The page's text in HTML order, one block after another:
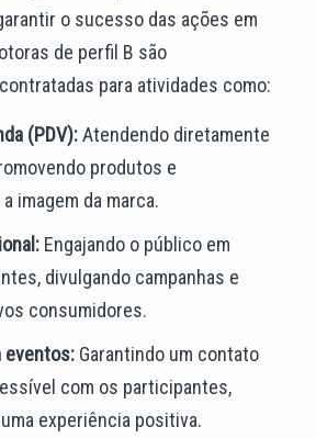
o sucesso das ações em
de perfil B são
para atividades como:
(PDV):Atendendo diretamente
produtos e
imagem da marca.
Engajando o público em
divulgando campanhas e
consumidores.
eventos:Garantindo um contato
com os participantes,
experiência positiva.